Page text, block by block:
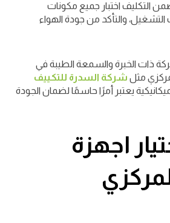
التكليف اختبار جميع مكونات
التشغيل، والتأكد من جودة الهواء
ذات الخبرة والسمعة الطيبة في
مثل شركة السدرة للتكييف
يعتبر أمرًا حاسمًا لضمان الجودة
اجهزة